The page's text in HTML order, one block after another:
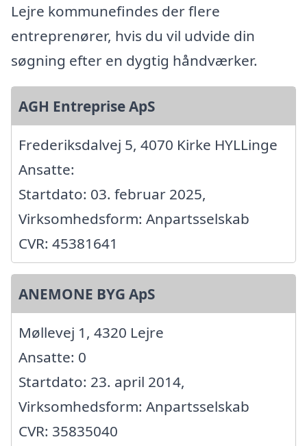
Lejre kommunefindes der flere
entreprenører, hvis du vil udvide din
søgning efter en dygtig håndværker.
AGH Entreprise ApS
Frederiksdalvej 5, 4070 Kirke HYLLinge
Ansatte:
Startdato: 03. februar 2025,
Virksomhedsform: Anpartsselskab
CVR: 45381641
ANEMONE BYG ApS
Møllevej 1, 4320 Lejre
Ansatte: 0
Startdato: 23. april 2014,
Virksomhedsform: Anpartsselskab
CVR: 35835040